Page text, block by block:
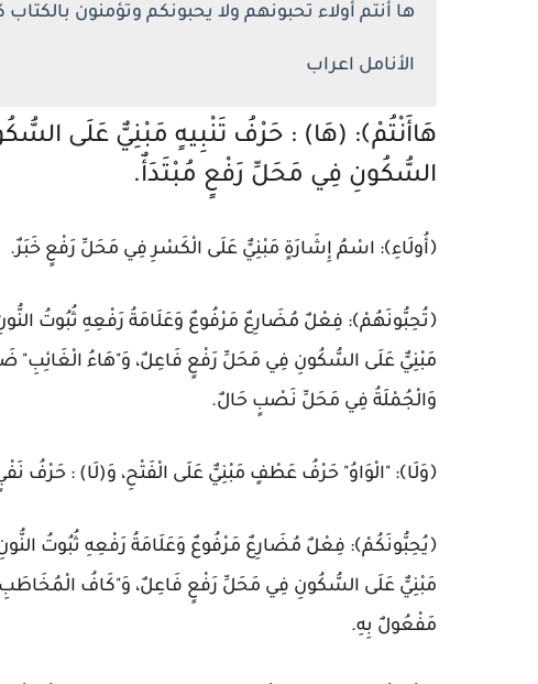
ها أنتم أولاء تحبونهم ولا يحبونكم وتؤمنون بالكتاب
الأنامل اعراب
هَاأَنْتُمْ﴾: (هَا) : حَرْفُ تَنْبِيهٍ مَبْنِيٌّ عَلَى
السُّكُونِ فِي مَحَلِّ رَفْعٍ مُبْتَدَأٌ.
﴿أُولَاءِ﴾: اسْمُ إِشَارَةٍ مَبْنِيٌّ عَلَى الْكَسْرِ فِي مَحَلِّ رَفْعٍ خَبَرٌ.
﴿تُحِبُّونَهُمْ﴾: فِعْلٌ مُضَارِعٌ مَرْفُوعٌ وَعَلَامَةُ رَفْعِهِ ثُبُوتُ
مَبْنِيٌّ عَلَى السُّكُونِ فِي مَحَلِّ رَفْعٍ فَاعِلٌ، وَ"هَاءُ
وَالْجُمْلَةُ فِي مَحَلِّ نَصْبٍ حَالٌ.
﴿وَلَا﴾: "الْوَاوُ" حَرْفُ عَطْفٍ مَبْنِيٌّ عَلَى الْفَتْحِ، وَ(لَا) : حَرْفُ
﴿يُحِبُّونَكُمْ﴾: فِعْلٌ مُضَارِعٌ مَرْفُوعٌ وَعَلَامَةُ رَفْعِهِ ثُبُوتُ
مَبْنِيٌّ عَلَى السُّكُونِ فِي مَحَلِّ رَفْعٍ فَاعِلٌ، وَ"كَافُ
مَفْعُولٌ بِهِ.